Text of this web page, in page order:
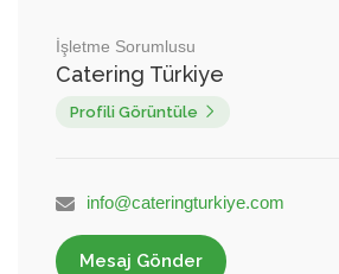
İşletme Sorumlusu
Catering Türkiye
Profili Görüntüle
info@cateringturkiye.com
Mesaj Gönder